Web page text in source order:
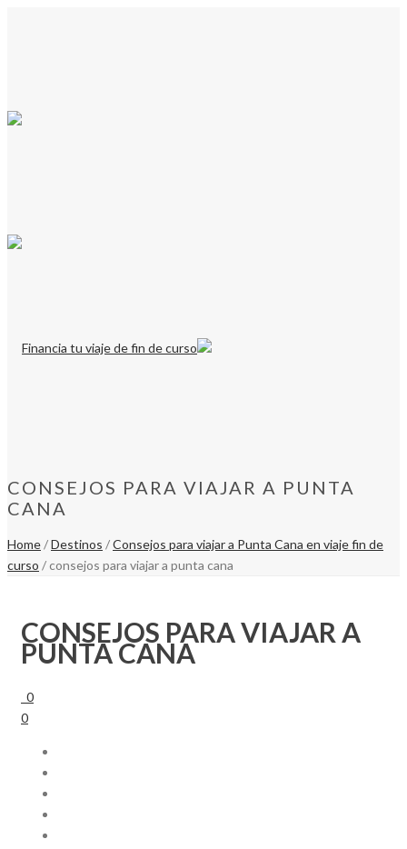
CONSEJOS PARA VIAJAR A PUNTA
CANA
Home/Destinos /Consejos para viajar a Punta Cana en viaje fin de
curso / consejos para viajar a punta cana
CONSEJOS PARA VIAJAR A
PUNTA CANA
0
0